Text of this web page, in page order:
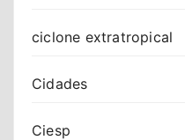
ciclone extratropical
Cidades
Ciesp